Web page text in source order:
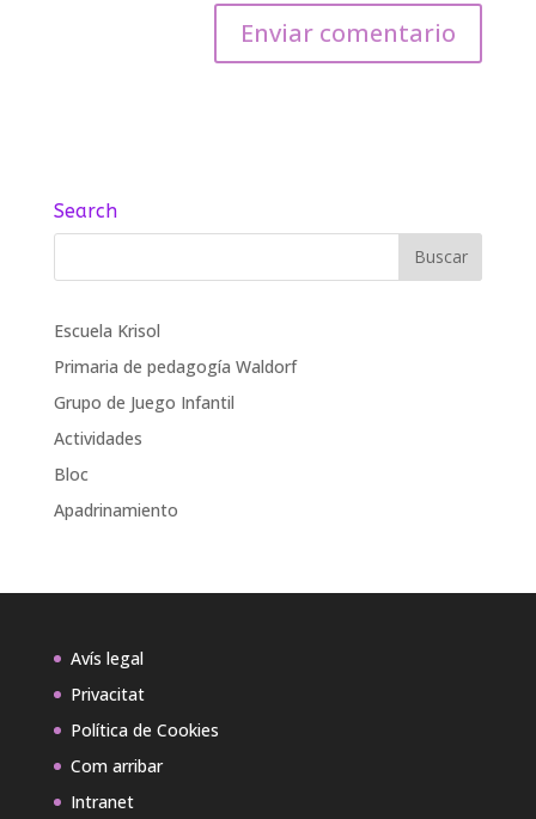
Search
Escuela Krisol
Primaria de pedagogía Waldorf
Grupo de Juego Infantil
Actividades
Bloc
Apadrinamiento
Avís legal
Privacitat
Política de Cookies
Com arribar
Intranet